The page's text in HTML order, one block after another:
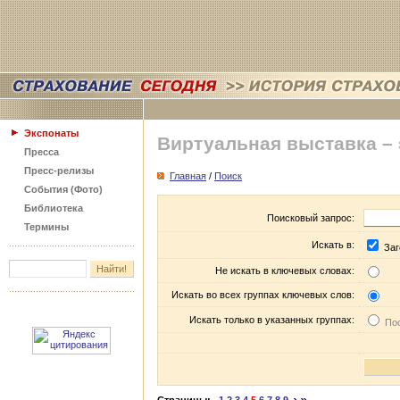
Экспонаты
Пресса
Пресс-релизы
События (Фото)
Библиотека
Термины
Виртуальная выставка –
Главная / Поиск
Поисковый запрос:
Искать в:
Не искать в ключевых словах:
Искать во всех группах ключевых слов:
Искать только в указанных группах: